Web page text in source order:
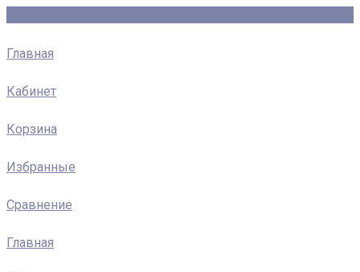
Главная
Кабинет
Корзина
Избранные
Сравнение
Главная